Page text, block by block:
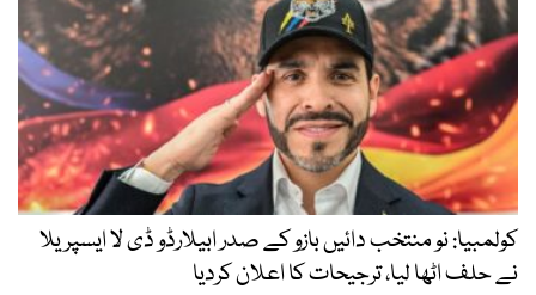
کولمبیا: نو منتخب دائیں بازو کے صدر ابیلارڈو ڈی لا ایسپریلا
نے حلف اٹھا لیا، ترجیحات کا اعلان کردیا